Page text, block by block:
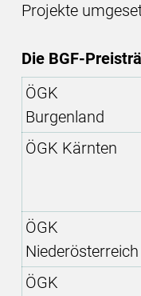
Projekte
Die BGF-
ÖGK
Burgenland
ÖGK Kärnten
ÖGK
Niederösterreich
ÖGK